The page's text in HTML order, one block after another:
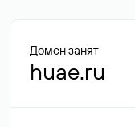
Домен занят
huae.ru